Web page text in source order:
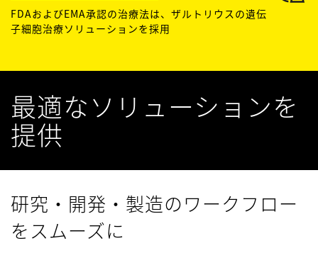
FDAおよびEMA承認の治療法は、ザルトリウスの遺伝
子細胞治療ソリューションを採用
最適なソリューションを
提供
研究・開発・製造のワークフロー
をスムーズに